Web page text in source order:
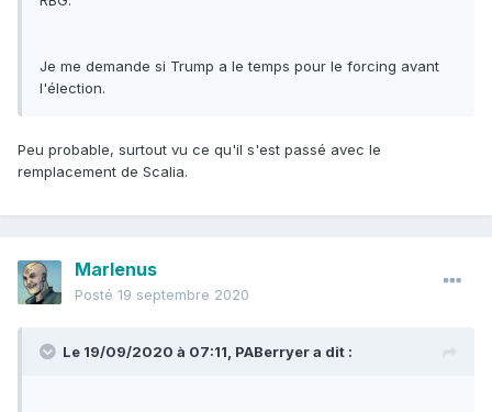
Je me demande si Trump a le temps pour le forcing avant
l'élection.
Peu probable, surtout vu ce qu'il s'est passé avec le
remplacement de Scalia.
Marlenus
Posté 19 septembre 2020
Le 19/09/2020 à 07:11, PABerryera dit :